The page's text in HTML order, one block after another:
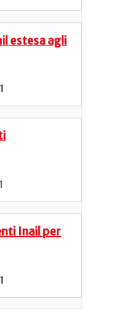
estesa agli
Inail per